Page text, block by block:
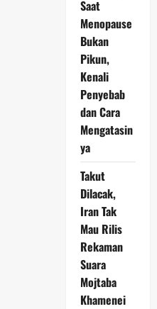
Saat
Menopause
Bukan
Pikun,
Kenali
Penyebab
dan Cara
Mengatasin
ya
Takut
Dilacak,
Iran Tak
Mau Rilis
Rekaman
Suara
Mojtaba
Khamenei